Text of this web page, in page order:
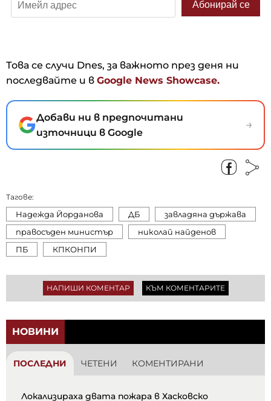
Това се случи Dnes, за важното през деня ни
последвайте и в Google News Showcase.
Добави ни в предпочитани
източници в Google
→
Тагове:
Надежда Йорданова ДБ
завладяна държава
правосъден министър
николай найденов
ПБ
КПКОНПИ
НАПИШИ КОМЕНТАР КЪМ КОМЕНТАРИТЕ
НОВИНИ
ПОСЛЕДНИ ЧЕТЕНИ КОМЕНТИРАНИ
Локализираха двата пожара в Хасковско